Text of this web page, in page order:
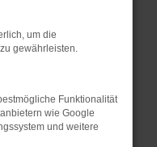
Werbeblocker,
Seiten
einem privaten
um die
gewährleisten.
Funktionalität
wie Google
und weitere